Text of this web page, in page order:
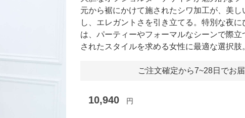
元から裾にかけて施されたシワ加工が、美し
し、エレガントさを引き立てる。特別な夜
は、パーティーやフォーマルなシーンで際
されたスタイルを求める女性に最適な選択肢
ご注文確定から7~28日でお
10,940 円